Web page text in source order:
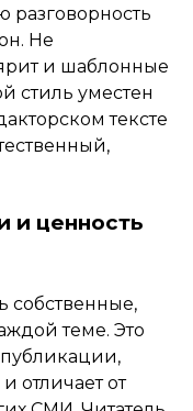
разговорность
Не
и шаблонные
стиль уместен
тексте
и ценность
собственные,
теме. Это
отличает от